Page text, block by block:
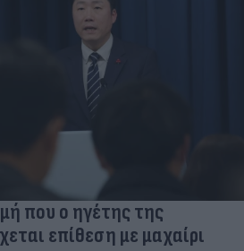
που ο ηγέτης της
επίθεση με μαχαίρι